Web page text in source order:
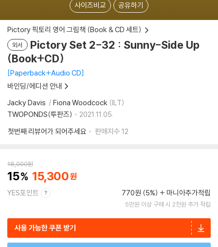
사이즈비교 공유하기
Pictory 픽토리 영어 그림책 (Book & CD 세트)
외서
Pictory Set 2-32 : Sunny-Side Up
(Book+CD)
Paperback+Audio CD
바인딩/에디션 안내
Jacky Davis
Fiona Woodcock (ILT)
TWOPONDS(투판즈)
2021.11.05.
첫번째 리뷰어가 되어주세요
판매지수 12
18,000원
15 15,300
YES포인트 770원 (5%) 마니아추가적립
5만원 이상 구매 시 2천원 추가 적립
사용 가능한 쿠폰 받기